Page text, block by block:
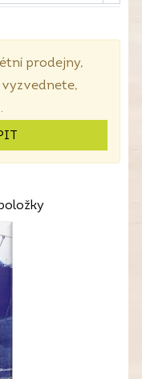
prodejny,
vyzvednete,